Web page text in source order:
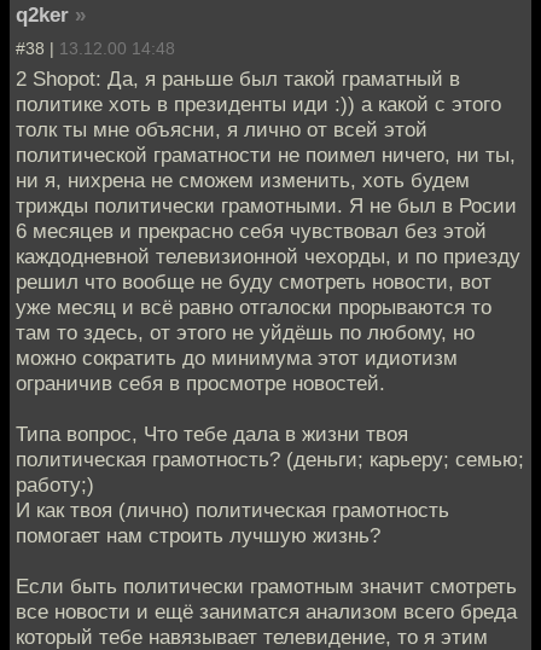
q2ker »
#38 | 13.12.00 14:48
2 Shopot: Да, я раньше был такой граматный в
политике хоть в президенты иди :)) а какой с этого
толк ты мне объясни, я лично от всей этой
политической граматности не поимел ничего, ни ты,
ни я, нихрена не сможем изменить, хоть будем
трижды политически грамотными. Я не был в Росии
6 месяцев и прекрасно себя чувствовал без этой
каждодневной телевизионной чехорды, и по приезду
решил что вообще не буду смотреть новости, вот
уже месяц и всё равно отгалоски прорываются то
там то здесь, от этого не уйдёшь по любому, но
можно сократить до минимума этот идиотизм
ограничив себя в просмотре новостей.
Типа вопрос, Что тебе дала в жизни твоя
политическая грамотность? (деньги; карьеру; семью;
работу;)
И как твоя (лично) политическая грамотность
помогает нам строить лучшую жизнь?
Если быть политически грамотным значит смотреть
все новости и ещё заниматся анализом всего бреда
который тебе навязывает телевидение, то я этим